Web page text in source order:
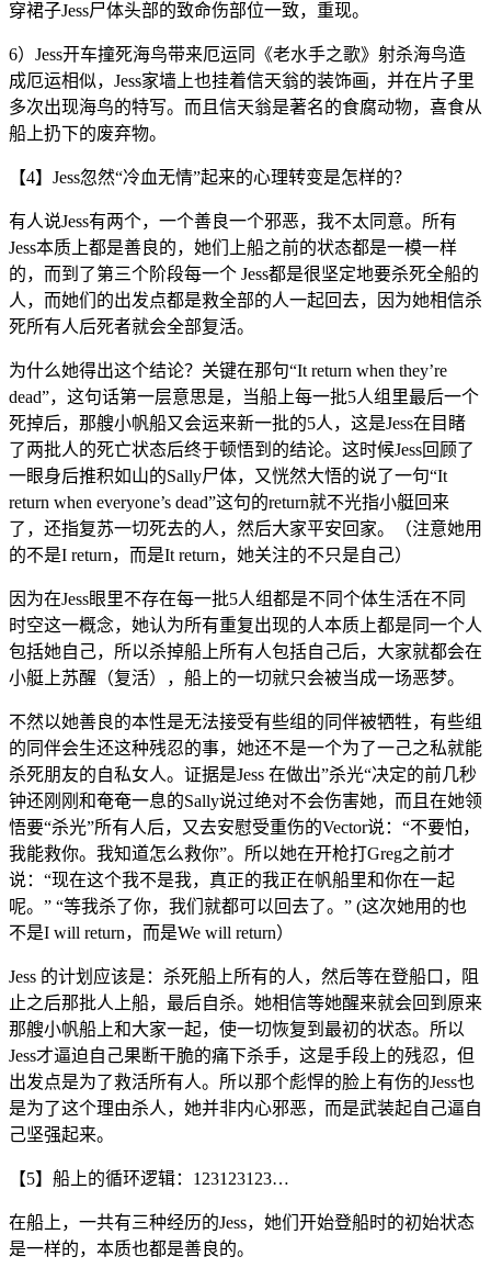
穿裙子Jess尸体头部的致命伤部位一致，重现。
6）Jess开车撞死海鸟带来厄运同《老水手之歌》射杀海鸟造
成厄运相似，Jess家墙上也挂着信天翁的装饰画，并在片子里
多次出现海鸟的特写。而且信天翁是著名的食腐动物，喜食从
船上扔下的废弃物。
【4】Jess忽然“冷血无情”起来的心理转变是怎样的？
有人说Jess有两个，一个善良一个邪恶，我不太同意。所有
Jess本质上都是善良的，她们上船之前的状态都是一模一样
的，而到了第三个阶段每一个 Jess都是很坚定地要杀死全船的
人，而她们的出发点都是救全部的人一起回去，因为她相信杀
死所有人后死者就会全部复活。
为什么她得出这个结论？关键在那句“It return when they’re
dead”，这句话第一层意思是，当船上每一批5人组里最后一个
死掉后，那艘小帆船又会运来新一批的5人，这是Jess在目睹
了两批人的死亡状态后终于顿悟到的结论。这时候Jess回顾了
一眼身后推积如山的Sally尸体，又恍然大悟的说了一句“It
return when everyone’s dead”这句的return就不光指小艇回来
了，还指复苏一切死去的人，然后大家平安回家。（注意她用
的不是I return，而是It return，她关注的不只是自己）
因为在Jess眼里不存在每一批5人组都是不同个体生活在不同
时空这一概念，她认为所有重复出现的人本质上都是同一个人
包括她自己，所以杀掉船上所有人包括自己后，大家就都会在
小艇上苏醒（复活），船上的一切就只会被当成一场恶梦。
不然以她善良的本性是无法接受有些组的同伴被牺牲，有些组
的同伴会生还这种残忍的事，她还不是一个为了一己之私就能
杀死朋友的自私女人。证据是Jess 在做出”杀光“决定的前几秒
钟还刚刚和奄奄一息的Sally说过绝对不会伤害她，而且在她领
悟要“杀光”所有人后，又去安慰受重伤的Vector说：“不要怕，
我能救你。我知道怎么救你”。所以她在开枪打Greg之前才
说：“现在这个我不是我，真正的我正在帆船里和你在一起
呢。” “等我杀了你，我们就都可以回去了。” (这次她用的也
不是I will return，而是We will return）
Jess 的计划应该是：杀死船上所有的人，然后等在登船口，阻
止之后那批人上船，最后自杀。她相信等她醒来就会回到原来
那艘小帆船上和大家一起，使一切恢复到最初的状态。所以
Jess才逼迫自己果断干脆的痛下杀手，这是手段上的残忍，但
出发点是为了救活所有人。所以那个彪悍的脸上有伤的Jess也
是为了这个理由杀人，她并非内心邪恶，而是武装起自己逼自
己坚强起来。
【5】船上的循环逻辑：123123123…
在船上，一共有三种经历的Jess，她们开始登船时的初始状态
是一样的，本质也都是善良的。